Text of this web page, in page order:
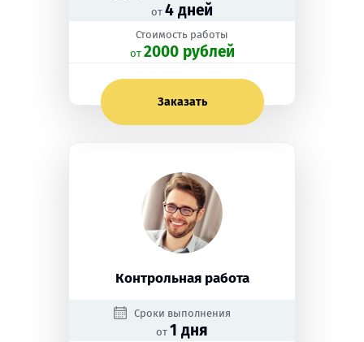
от 4 дней
Стоимость работы
oт 2000 рублей
Заказать
Контрольная работа
Сроки выполнения
от 1 дня